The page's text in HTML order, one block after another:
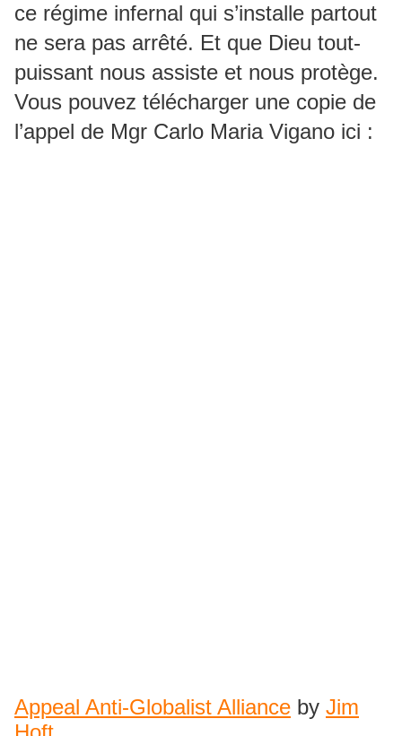
ce régime infernal qui s’installe partout
ne sera pas arrêté. Et que Dieu tout-
puissant nous assiste et nous protège.
Vous pouvez télécharger une copie de
l’appel de Mgr Carlo Maria Vigano ici :
Appeal Anti-Globalist Alliance by Jim